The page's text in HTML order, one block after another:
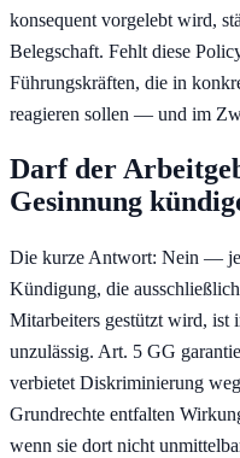
konsequent vorgelebt wird,
Belegschaft. Fehlt diese
Führungskräften, die in
reagieren sollen — und im
Darf der
Gesinnung
Die kurze Antwort: Nein —
Kündigung, die
Mitarbeiters gestützt wird, ist
unzulässig. Art. 5 GG
verbietet Diskriminierung
Grundrechte entfalten
wenn sie dort nicht